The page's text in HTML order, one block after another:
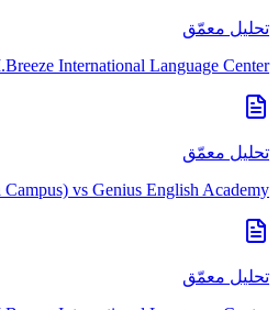
تحليل معمّق
International Language Center
تحليل معمّق
Campus) vs Genius English Academy
تحليل معمّق